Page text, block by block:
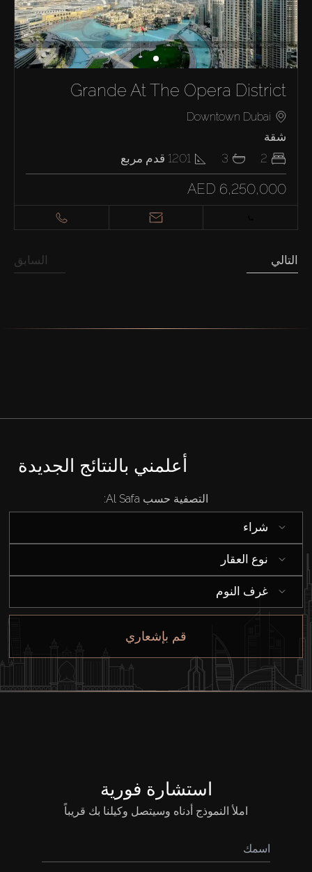
Grande At The Opera District
Downtown Dubai
شقة
2
3
1201 قدم مربع
AED 6,250,000
السابق التالي
أعلمني بالنتائج الجديدة
التصفية حسب Al Safa:
شراء
نوع العقار
غرف النوم
قم بإشعاري
استشارة فورية
املأ النموذج أدناه وسيتصل وكيلنا بك قريباً